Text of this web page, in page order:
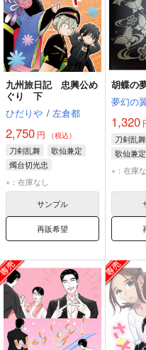
九州旅日記 忠興公め
ぐり 下
ひだりや / 左倉都
2,750 円 （税込）
刀剣乱舞
歌仙兼定
燭台切光忠
×：在庫なし
サンプル
再販希望
胡蝶の
夢幻の
1,320
刀剣乱舞
歌仙兼定
×：在庫